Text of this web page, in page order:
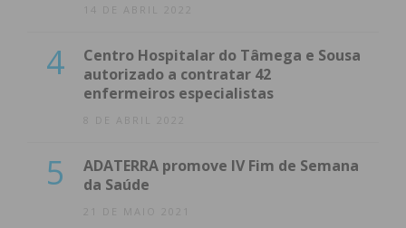
14 DE ABRIL 2022
4
Centro Hospitalar do Tâmega e Sousa
autorizado a contratar 42
enfermeiros especialistas
8 DE ABRIL 2022
5
ADATERRA promove IV Fim de Semana
da Saúde
21 DE MAIO 2021